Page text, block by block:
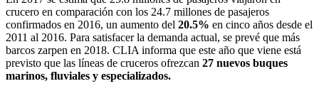
crucero en comparación con los 24.7 millones de pasajeros
confirmados en 2016, un aumento del 20.5% en cinco años desde el
2011 al 2016. Para satisfacer la demanda actual, se prevé que más
barcos zarpen en 2018. CLIA informa que este año que viene está
previsto que las líneas de cruceros ofrezcan 27 nuevos buques
marinos, fluviales y especializados.